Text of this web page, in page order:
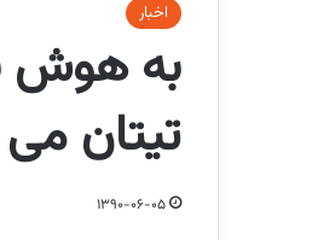
اخبار
به هوش
تیتان
1390-06-05